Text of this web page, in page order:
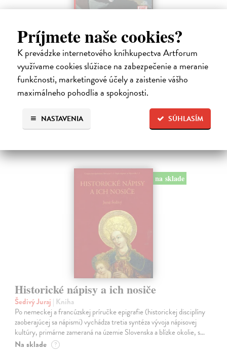
Príjmete naše cookies?
K prevádzke internetového kníhkupectva Artforum
využívame cookies slúžiace na zabezpečenie a meranie
funkčnosti, marketingové účely a zaistenie vášho
maximálneho pohodlia a spokojnosti.
SÚHLASÍM
NASTAVENIA
Studne mútne
Getting Peter| Kniha
Sú ikonickými postavami našej kultúry. Postavili im sochy a
pomenovali po nich ulice, majú svoje nespochybniteľné miesto v
lexikónoch literatúry aj učebniciach, slovenské moderné umenie sa
bez nich nedá…
Na sklade ?
23,66 €
24,90 € ?
na sklade
Historické nápisy a ich nosiče
Šedivý Juraj | Kniha
Po nemeckej a francúzskej príručke epigrafie (historickej disciplíny
zaoberajúcej sa nápismi) vychádza tretia syntéza vývoja nápisovej
kultúry, primárne zameraná na územie Slovenska a blízke okolie, s…
Na sklade ?